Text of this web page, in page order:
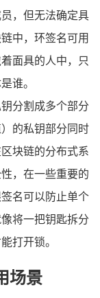
，但无法确定具
中，环签名可用
面具的人中，只
谁。
分割成多个部分
的私钥部分同时
块链的分布式系
，在一些重要的
名可以防止单个
将一把钥匙拆分
打开锁。
场景